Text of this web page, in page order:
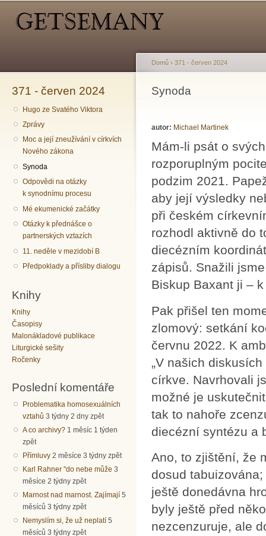
371 - červen 2024
Hugo ze Svatého Viktora
Zprávy
Moc a její zneužívání v církvích
Nového zákona
Synoda
Odpovědi na otázky
k synodnímu procesu
Mé ekumenické začátky
Otázky k přednášce o
partnerských vztazích
11. neděle v mezidobí B
Předpoklady a přísliby dialogu
Knihy
Knihy
Časopisy
Malonákladové publikace
Liturgické sešity
Ročenky
Poslední komentáře
Problematika homosexuálních
vztahů 3 týdny 2 dny zpět
A co archivy? 1 měsíc 1 týden
zpět
Přímluvy 2 měsíce 3 týdny zpět
Karl Rahner "do nebe může 3
měsíce 2 týdny zpět
Marnost nad marnost. Zajímají 5
měsíců 3 týdny zpět
Nemyslím si, že už neplatí 5
měsíců 3 týdny zpět
Jste zde
Domů › 371 - červen 2024
Synoda
autor: Michael Martinek
Mám-li psát o
rozporuplným
podzim 2021.
aby její výsledky
při českém
rozhodl aktivně do
diecézním
zápisů. Snažili
Biskup Baxant ji –
Pak přišel ten
zlomový: setkání
červnu 2022. K
„V našich
církve. Navrhovali
možné je
tak to nahoře
diecézní syntézu a
Ano, to zjištění, že
dosud
ještě donedávna
byly ještě před
nezcenzuruje, ale